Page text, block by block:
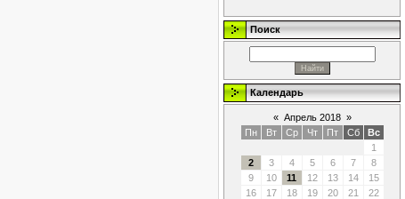
Поиск
Календарь
« Апрель 2018 »
Пн
Вт Ср Чт Пт Сб
Вс
1
2
3 4 5 6 7
8
9
10 11 12 13 14
15
16
17 18 19 20 21
22